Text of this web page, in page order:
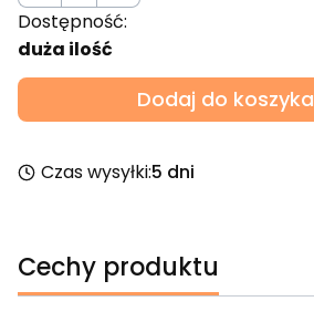
Dostępność:
duża ilość
Dodaj do koszyka
Czas wysyłki:5 dni
Cechy produktu